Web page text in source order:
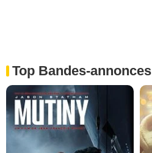
Top Bandes-annonces